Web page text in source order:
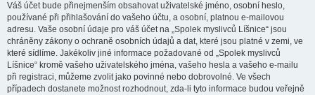
Váš účet bude přinejmenším obsahovat uživatelské jméno, osobní heslo,
používané při přihlašování do vašeho účtu, a osobní, platnou e-mailovou
adresu. Vaše osobní údaje pro váš účet na „Spolek myslivců Líšnice“ jsou
chráněny zákony o ochraně osobních údajů a dat, které jsou platné v zemi, ve
které sídlíme. Jakékoliv jiné informace požadované od „Spolek myslivců
Líšnice“ kromě vašeho uživatelského jména, vašeho hesla a vašeho e-mailu
při registraci, můžeme zvolit jako povinné nebo dobrovolné. Ve všech
případech dostanete možnost rozhodnout, zda-li tyto informace budou veřejně